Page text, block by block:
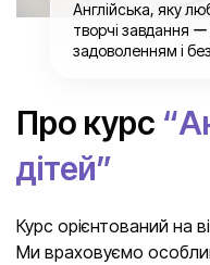
Англійська, яку
творчі завдання
задоволенням і
Про курс
дітей”
Курс орієнтований на
Ми враховуємо